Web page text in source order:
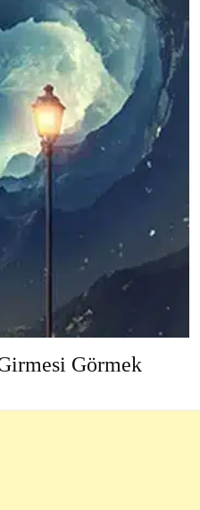
Görmek